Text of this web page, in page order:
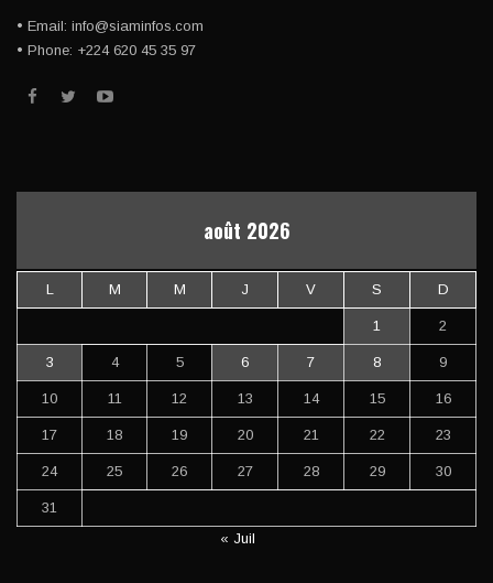
• Email: info@siaminfos.com
• Phone: +224 620 45 35 97
août 2026
L M M J V S D
1 2
3 4 5 6 7 8 9
10 11 12 13 14 15 16
17 18 19 20 21 22 23
24 25 26 27 28 29 30
31
« Juil